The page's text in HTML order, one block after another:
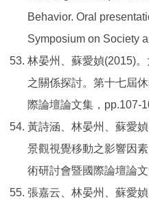
Behavior. Oral
Symposium on Society
林晏州、蘇愛媜(2015)
之關係探討。第十七屆
際論壇論文集，pp.107-
黃詩涵、林晏州、蘇愛
景觀視覺移動之影響因
術研討會暨國際論壇論文
張嘉云、林晏州、蘇愛